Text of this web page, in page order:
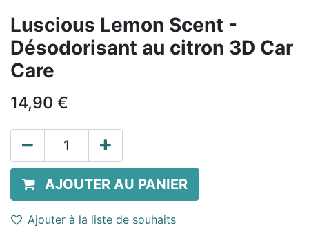
Luscious Lemon Scent -
Désodorisant au citron 3D Car
Care
14,90 €
AJOUTER AU PANIER
Ajouter à la liste de souhaits